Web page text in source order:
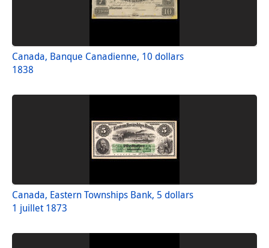
Canada, Banque Canadienne, 10 dollars
1838
Canada, Eastern Townships Bank, 5 dollars
1 juillet 1873